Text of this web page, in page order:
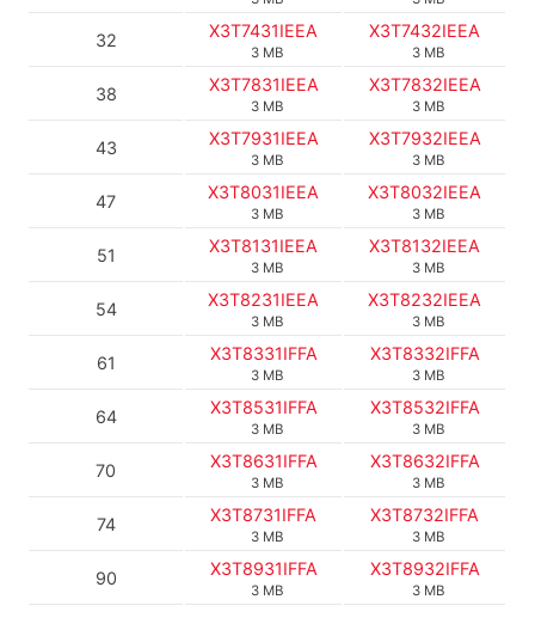
32 X3T7431IEEA
3 MB
X3T7432IEEA
3 MB
38 X3T7831IEEA
3 MB
X3T7832IEEA
3 MB
43 X3T7931IEEA
3 MB
X3T7932IEEA
3 MB
47 X3T8031IEEA
3 MB
X3T8032IEEA
3 MB
51 X3T8131IEEA
3 MB
X3T8132IEEA
3 MB
54 X3T8231IEEA
3 MB
X3T8232IEEA
3 MB
61 X3T8331IFFA
3 MB
X3T8332IFFA
3 MB
64 X3T8531IFFA
3 MB
X3T8532IFFA
3 MB
70 X3T8631IFFA
3 MB
X3T8632IFFA
3 MB
74 X3T8731IFFA
3 MB
X3T8732IFFA
3 MB
90 X3T8931IFFA
3 MB
X3T8932IFFA
3 MB